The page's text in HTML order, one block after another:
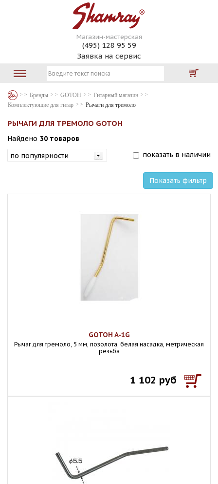
Магазин-мастерская
(495) 128 95 59
Заявка на сервис
Бренды GOTOH
Гитарный магазин
Комплектующие для гитар
Рычаги для тремоло
РЫЧАГИ ДЛЯ ТРЕМОЛО GOTOH
Найдено 30 товаров
показать в наличии
Показать фильтр
GOTOH A-1G
Рычаг для тремоло, 5 мм, позолота, белая насадка, метрическая
резьба
1 102 руб